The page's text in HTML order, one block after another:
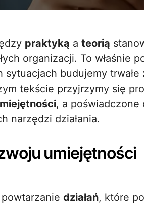
praktyką a teorią
organizacji. To właśnie
budujemy trwałe
tekście przyjrzymy się
, a
narzędzi działania.
umiejętności
działań, które